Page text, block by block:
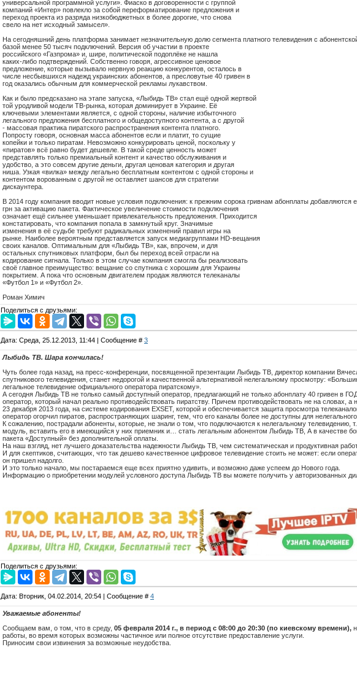
универсальной программной услуги». Фиаско в договоренности с группой
компаний «Интер» повлекло за собой переформатирование предложения и
переход проекта из разряда низкобюджетных в более дорогие, что снова
свело на нет исходный замысел».
На сегодняшний день платформа занимает незначительную долю сегмента платного телевидения с
базой менее 50 тысяч подключений. Версия об участии в проекте
российского «Газпрома» и, шире, политической подоплёке не нашла
каких-либо подтверждений. Собственно говоря, агрессивное ценовое
предложение, которые вызывало нервную реакцию конкурентов, осталось в
числе несбывшихся надежд украинских абонентов, а пресловутые 40 гривен в
год оказались обычным для коммерческой рекламы лукавством.
Как и было предсказано на этапе запуска, «Лыбидь ТВ» стал ещё одной жертвой
той уродливой модели ТВ-рынка, которая доминирует в Украине. Её
ключевыми элементами является, с одной стороны, наличие избыточного
легального предложения бесплатного и общедоступного контента, а с другой
- массовая практика пиратского распространения контента платного.
Попросту говоря, основная масса абонентов если и платит, то сущие
копейки и только пиратам. Невозможно конкурировать ценой, поскольку у
«пиратов» всё равно будет дешевле. В такой среде ценность может
представлять только премиальный контент и качество обслуживания и
удобство, а это совсем другие деньги, другая ценовая категория и другая
ниша. Узкая «вилка» между легально бесплатным контентом с одной стороны и
контентом ворованным с другой не оставляет шансов для стратегии
дискаунтера.
В 2014 году компания вводит новые условия подключения: к прежним сорока гривнам абонплаты добавляются
грн за активацию пакета. Фактическое увеличение стоимости подключения
означает ещё сильнее уменьшает привлекательность предложения. Приходится
констатировать, что компания попала в замкнутый круг. Значимые
изменения в её судьбе требуют радикальных изменений правил игры на
рынке. Наиболее вероятным представляется запуск медиагруппами HD-вещания
своих каналов. Оптимальным для «Лыбидь ТВ», как, впрочем, и для
остальных спутниковых платформ, был бы переход всей отрасли на
кодирование сигнала. Только в этом случае компания смогла бы реализовать
своё главное преимущество: вещание со спутника с хорошим для Украины
покрытием. А пока что основным двигателем продаж являются телеканалы
«Футбол 1» и «Футбол 2».
Роман Химич
Поделиться с друзьями:
Дата: Среда, 25.12.2013, 11:44 | Сообщение # 3
Лыбидь ТВ. Шара кончилась!
Чуть более года назад, на пресс-конференции, посвященной презентации Лыбидь ТВ, директор компании
спутникового телевидения, станет недорогой и качественной альтернативой нелегальному просмотру:
легальное телевидение официального оператора пиратскому».
А сегодня Лыбидь ТВ не только самый доступный оператор, предлагающий не только абонплату 40 гривен в
оператор, который начал реально противодействовать пиратству. Причем противодействовать не на словах, а
23 декабря 2013 года, на системе кодирования EXSET, которой и обеспечивается защита просмотра
оператор огорчил пиратов, распространяющих шаринг, тем, что его каналы более не доступны для
К сожалению, пострадали абоненты, которые, не знали о том, что подключаются к нелегальному
модуль, вставить его в имеющийся у них приемник и… стать легальным абонентом Лыбидь ТВ, А в качестве
пакета «Доступный» без дополнительной оплаты.
На наш взгляд, нет лучшего доказательства надежности Лыбидь ТВ, чем систематическая и продуктивная
И для скептиков, считающих, что так дешево качественное цифровое телевидение стоить не может: если
он пришел надолго.
И это только начало, мы постараемся еще всех приятно удивить, и возможно даже успеем до Нового года.
Информацию о приобретении модулей условного доступа Лыбидь ТВ вы можете получить у авторизованных
Поделиться с друзьями:
Дата: Вторник, 04.02.2014, 20:54 | Сообщение # 4
Уважаемые абоненты!
Сообщаем вам, о том, что в среду, 05 февраля 2014 г., в период с 08:00 до 20:30 (по киевскому времени),
работы, во время которых возможны частичное или полное отсутствие предоставление услуги.
Приносим свои извинения за возможные неудобства.